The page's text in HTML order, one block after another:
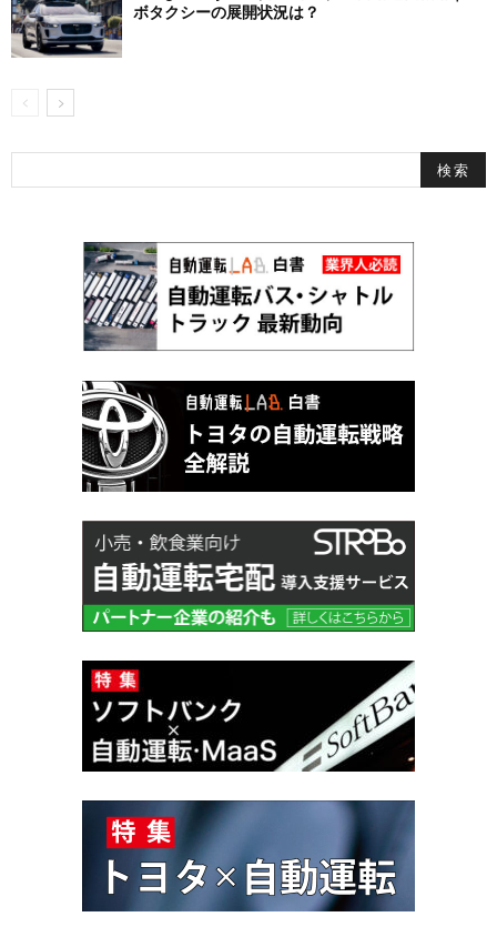
ボタクシーの展開状況は？